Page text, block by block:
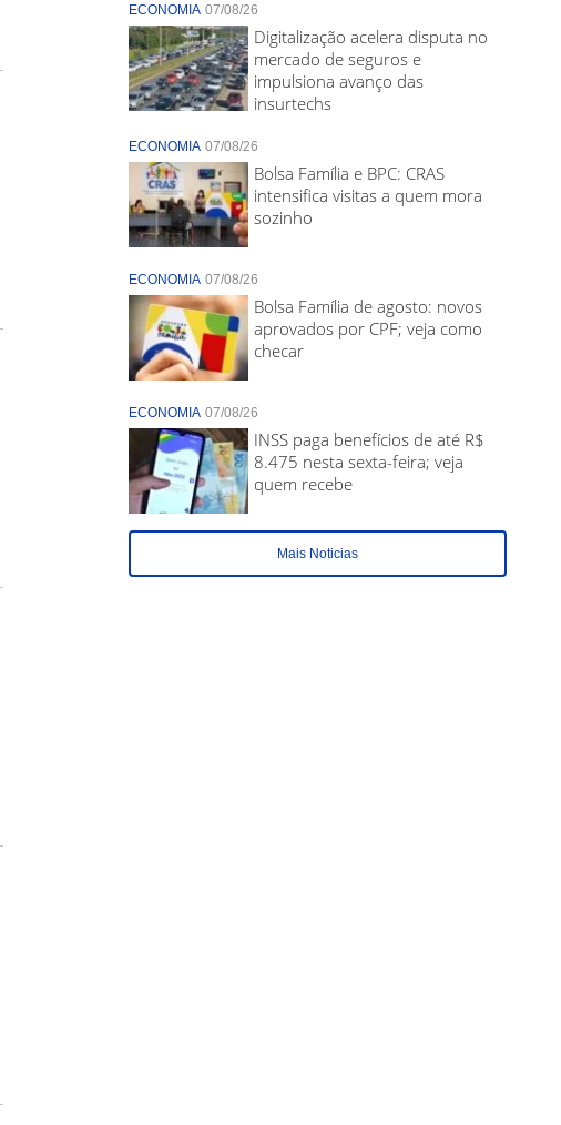
ECONOMIA 07/08/26
Digitalização acelera disputa no
mercado de seguros e
impulsiona avanço das
insurtechs
ECONOMIA 07/08/26
Bolsa Família e BPC: CRAS
intensifica visitas a quem mora
sozinho
ECONOMIA 07/08/26
Bolsa Família de agosto: novos
aprovados por CPF; veja como
checar
ECONOMIA 07/08/26
INSS paga benefícios de até R$
8.475 nesta sexta-feira; veja
quem recebe
Mais Noticias